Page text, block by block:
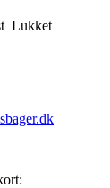
Lukket